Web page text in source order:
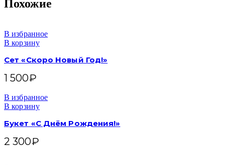
Похожие
В избранное
В корзину
Сет «Скоро Новый Год!»
1 500₽
В избранное
В корзину
Букет «С Днём Рождения!»
2 300₽